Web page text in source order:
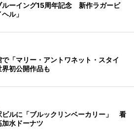
ルーイング15周年記念 新作ラガービ
ル」
「マリー・アントワネット・スタイ
初公開作品も
ビルに「ブルックリンベーカリー」 看
水ドーナツ